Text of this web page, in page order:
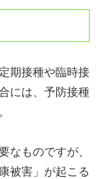
期接種や臨時接
には、予防接種
なものですが、
被害」が起こる